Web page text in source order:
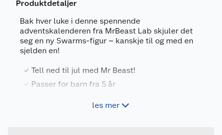
Produktdetaljer
Bak hver luke i denne spennende
adventskalenderen fra MrBeast Lab skjuler det
seg en ny Swarms-figur – kanskje til og med en
sjelden en!
Tell ned til jul med Mr Beast!
Passer for barn fra 5 år
les mer
Generelt
Leverandørens artikkelnummer